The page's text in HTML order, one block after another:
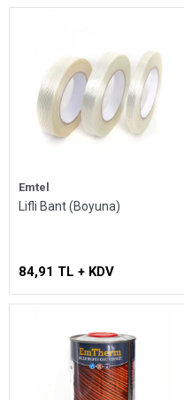
Emtel
Lifli Bant (Boyuna)
84,91 TL + KDV